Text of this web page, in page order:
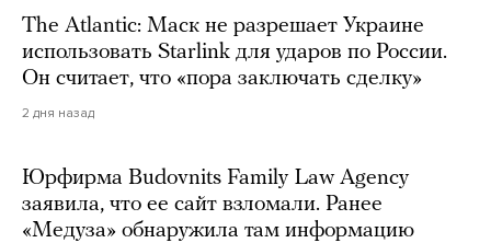
The Atlantic: Маск не разрешает Украине
использовать Starlink для ударов по России.
Он считает, что «пора заключать сделку»
2 дня назад
Юрфирма Budovnits Family Law Agency
заявила, что ее сайт взломали. Ранее
«Медуза» обнаружила там информацию